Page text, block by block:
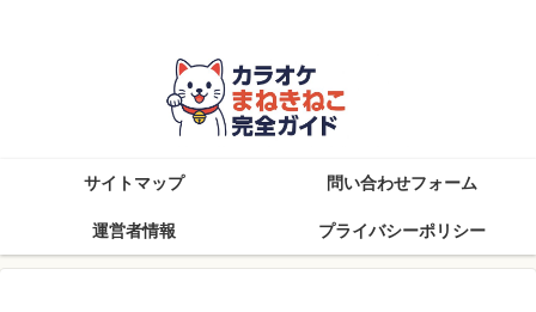
サイトマップ 問い合わせフォーム
運営者情報 プライバシーポリシー